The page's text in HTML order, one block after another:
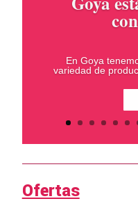
En Goya
variedad de
Ofertas